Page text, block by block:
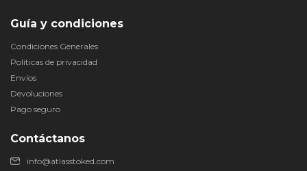
Contáctanos
info@atlasstoked.com
Guía y condiciones
Condiciones Generales
Politicas de privacidad
Envíos
Devoluciones
Pago seguro